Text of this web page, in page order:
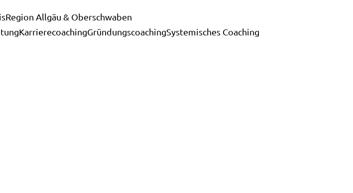
Region Allgäu & Oberschwaben
KarrierecoachingGründungscoachingSystemisches Coaching